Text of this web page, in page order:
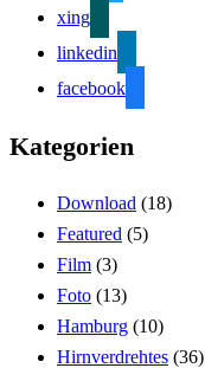
xing
linkedin
facebook
Kategorien
Download (18)
Featured (5)
Film (3)
Foto (13)
Hamburg (10)
Hirnverdrehtes (36)